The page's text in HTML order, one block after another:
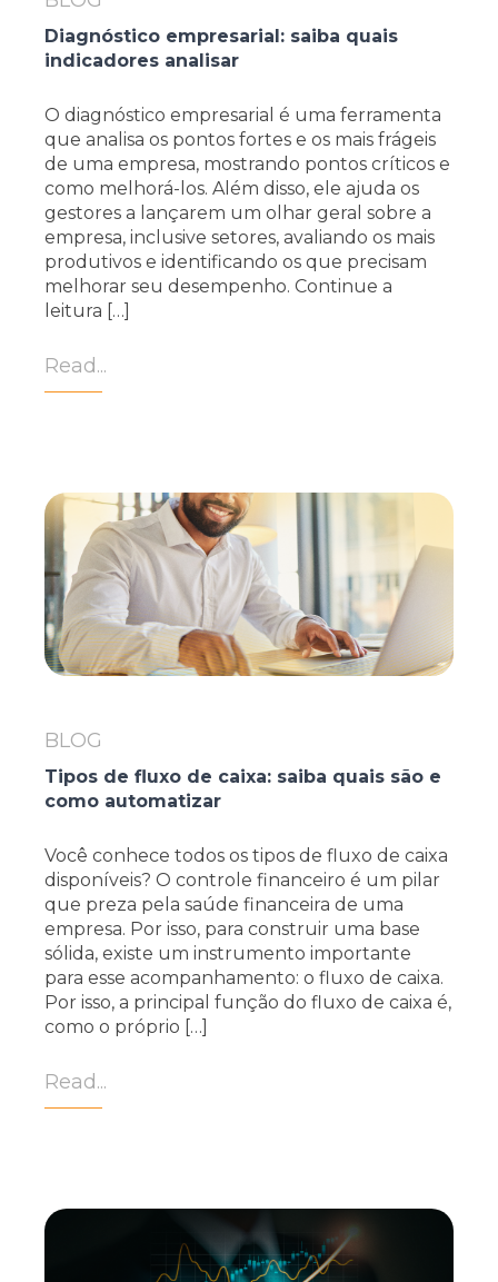
Diagnóstico empresarial: saiba quais
indicadores analisar
O diagnóstico empresarial é uma ferramenta
que analisa os pontos fortes e os mais frágeis
de uma empresa, mostrando pontos críticos e
como melhorá-los. Além disso, ele ajuda os
gestores a lançarem um olhar geral sobre a
empresa, inclusive setores, avaliando os mais
produtivos e identificando os que precisam
melhorar seu desempenho. Continue a
leitura […]
Read...
BLOG
Tipos de fluxo de caixa: saiba quais são e
como automatizar
Você conhece todos os tipos de fluxo de caixa
disponíveis? O controle financeiro é um pilar
que preza pela saúde financeira de uma
empresa. Por isso, para construir uma base
sólida, existe um instrumento importante
para esse acompanhamento: o fluxo de caixa.
Por isso, a principal função do fluxo de caixa é,
como o próprio […]
Read...